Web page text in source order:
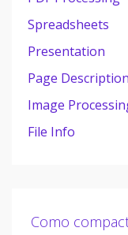
Spreadsheets
Presentation
Page
Image
File Info
Como